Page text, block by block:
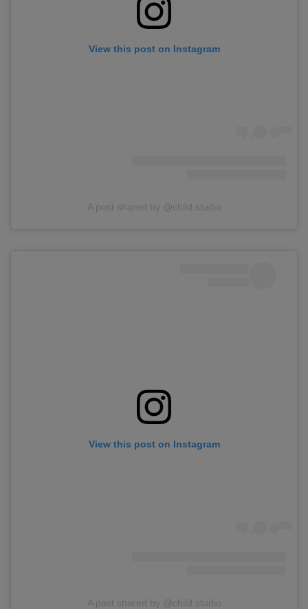
View this post on Instagram
A post shared by @child.studio
View this post on Instagram
A post shared by @child.studio